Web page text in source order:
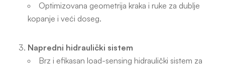
Optimizovana geometrija kraka i ruke za dublje
kopanje i veći doseg.
Napredni hidraulički sistem
Brz i efikasan load-sensing hidraulički sistem za